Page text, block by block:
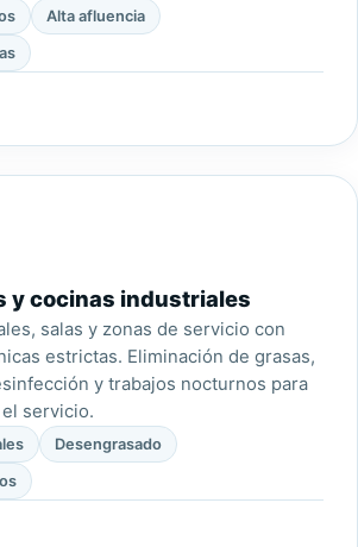
Alta afluencia
y cocinas industriales
salas y zonas de servicio con
estrictas. Eliminación de grasas,
y trabajos nocturnos para
servicio.
Desengrasado